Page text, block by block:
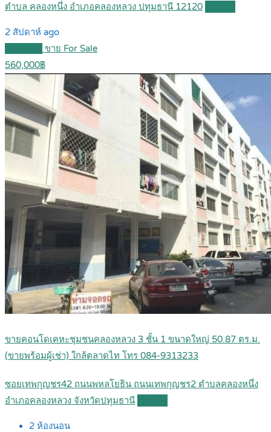
ตำบล คลองหนึ่ง อำเภอคลองหลวง ปทุมธานี 12120
2 สัปดาห์ ago
ขาย For Sale
560,000฿
ขายคอนโดเคหะชุมชนคลองหลวง 3 ชั้น 1 ขนาดใหญ่ 50.87 ตร.ม.
(ขายพร้อมผู้เช่า) ใกล้ตลาดไท โทร 084-9313233
ซอยเทพกุญชร42 ถนนพหลโยธิน ถนนเทพกุญชร2 ตำบลคลองหนึ่ง
อำเภอคลองหลวง จังหวัดปทุมธานี
2 ห้องนอน